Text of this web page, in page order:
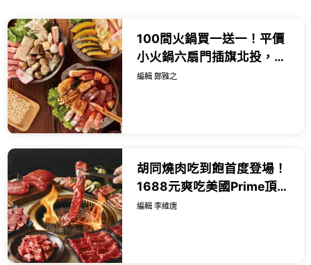
100間火鍋買一送一！平價
小火鍋六扇門插旗北投，
170元自助吧吃到飽。
編輯 鄭雅之
胡同燒肉吃到飽首度登場！
1688元爽吃美國Prime頂級
牛肉，七夕浪漫雙人餐999
編輯 李維唐